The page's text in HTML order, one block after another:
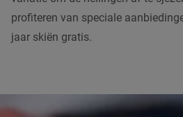
profiteren van speciale
jaar skiën gratis.